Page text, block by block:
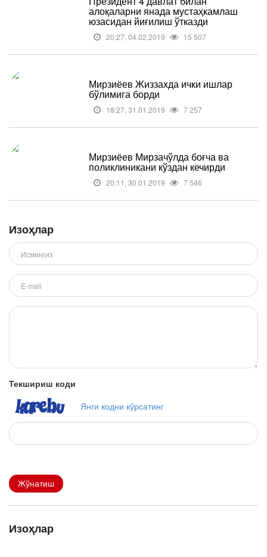
алоқаларни янада мустаҳкамлаш
юзасидан йиғилиш ўтказди
20:27, 04.02.2019 15 507
Мирзиёев Жиззахда ички ишлар
бўлимига борди
18:27, 31.01.2019 7 257
Мирзиёев Мирзачўлда боғча ва
поликлиникани кўздан кечирди
20:11, 30.01.2019 7 546
Изоҳлар
Текшириш коди
Янги кодни кўрсатинг
Жўнатиш
Изоҳлар